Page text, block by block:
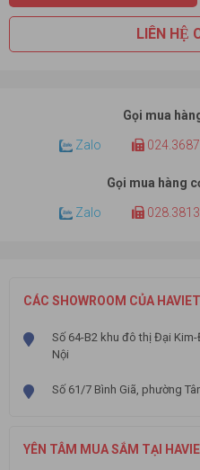
LIÊN HỆ
Gọi mua
Zalo
Gọi mua hàng
Zalo
CÁC SHOWROOM CỦA
Số 64-B2 khu đô thị Đại
Nội
Số 61/7 Bình Giã, phường
YÊN TÂM MUA SẮM TẠI